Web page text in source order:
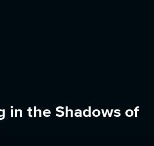
in the Shadows of